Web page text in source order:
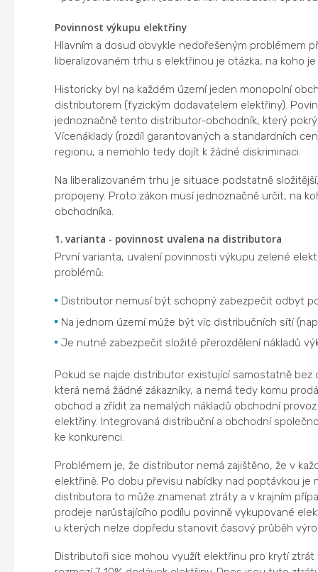
Povinnost výkupu elektřiny
Hlavním a dosud obvykle nedořešeným problémem
liberalizovaném trhu s elektřinou je otázka, na koho
Historicky byl na každém území jeden monopolní
distributorem (fyzickým dodavatelem elektřiny).
jednoznačně tento distributor-obchodník, který
Vícenáklady (rozdíl garantovaných a standardních
regionu, a nemohlo tedy dojít k žádné diskriminaci.
Na liberalizovaném trhu je situace podstatně
propojeny. Proto zákon musí jednoznačně určit, na
obchodníka.
1. varianta - povinnost uvalena na distributora
První varianta, uvalení povinnosti výkupu zelené
problémů:
Distributor nemusí být schopný zabezpečit odbyt
Na jednom území může být víc distribučních sítí
Je nutné zabezpečit složité přerozdělení nákladů
Pokud se najde distributor existující samostatně
která nemá žádné zákazníky, a nemá tedy komu
obchod a zřídit za nemalých nákladů obchodní
elektřiny. Integrovaná distribuční a obchodní
ke konkurenci.
Problémem je, že distributor nemá zajištěno, že v
elektřině. Po dobu převisu nabídky nad poptávkou
distributora to může znamenat ztráty a v krajním
prodeje narůstajícího podílu povinně vykupované
u kterých nelze dopředu stanovit časový průběh
Distributoři sice mohou využít elektřinu pro krytí